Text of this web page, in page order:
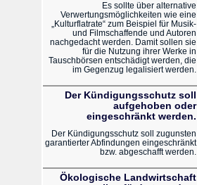
Es sollte über alternative
Verwertungsmöglichkeiten wie eine
„Kulturflatrate“ zum Beispiel für Musik-
und Filmschaffende und Autoren
nachgedacht werden. Damit sollen sie
für die Nutzung ihrer Werke in
Tauschbörsen entschädigt werden, die
im Gegenzug legalisiert werden.
Der Kündigungsschutz soll
aufgehoben oder
eingeschränkt werden.
Der Kündigungsschutz soll zugunsten
garantierter Abfindungen eingeschränkt
bzw. abgeschafft werden.
Ökologische Landwirtschaft